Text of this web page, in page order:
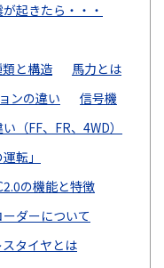
起きたら・・・
と構造
馬力とは
ンの違い
信号機
（FF、FR、4WD）
転」
の機能と特徴
ーダーについて
タイヤとは